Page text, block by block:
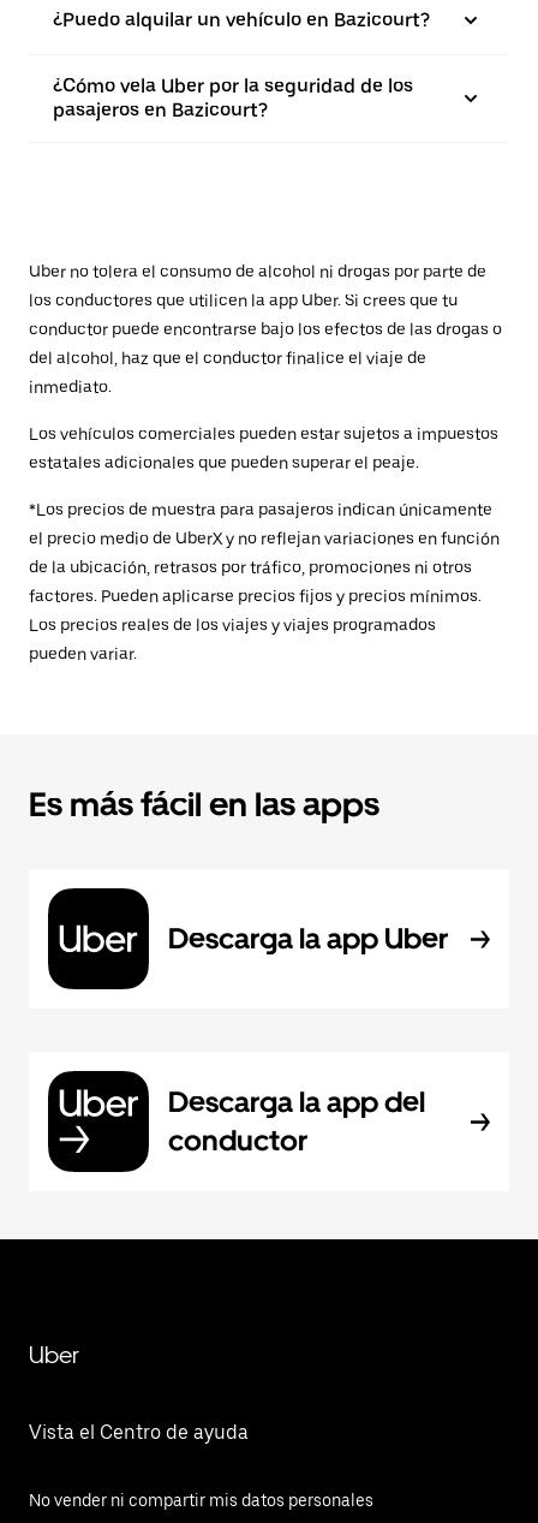
¿Puedo alquilar un vehículo en Bazicourt?
¿Cómo vela Uber por la seguridad de los
pasajeros en Bazicourt?
Uber no tolera el consumo de alcohol ni drogas por parte de
los conductores que utilicen la app Uber. Si crees que tu
conductor puede encontrarse bajo los efectos de las drogas o
del alcohol, haz que el conductor finalice el viaje de
inmediato.
Los vehículos comerciales pueden estar sujetos a impuestos
estatales adicionales que pueden superar el peaje.
*Los precios de muestra para pasajeros indican únicamente
el precio medio de UberX y no reflejan variaciones en función
de la ubicación, retrasos por tráfico, promociones ni otros
factores. Pueden aplicarse precios fijos y precios mínimos.
Los precios reales de los viajes y viajes programados
pueden variar.
Es más fácil en las apps
Descarga la app Uber
Descarga la app del
conductor
Uber
Vista el Centro de ayuda
No vender ni compartir mis datos personales